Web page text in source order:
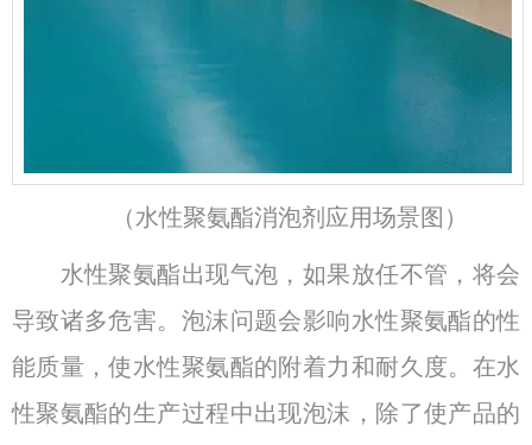
（水性聚氨酯消泡剂应用场景图）
水性聚氨酯出现气泡，如果放任不管，将会
导致诸多危害。泡沫问题会影响水性聚氨酯的性
能质量，使水性聚氨酯的附着力和耐久度。在水
性聚氨酯的生产过程中出现泡沫，除了使产品的